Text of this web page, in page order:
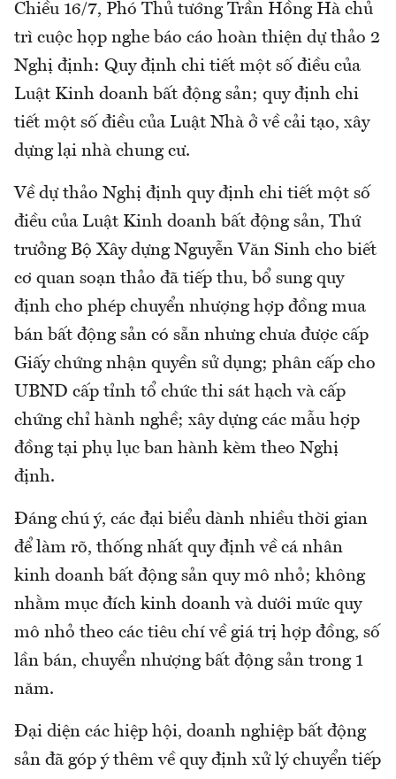
Chiều 16/7, Phó Thủ tướng Trần Hồng Hà chủ
trì cuộc họp nghe báo cáo hoàn thiện dự thảo 2
Nghị định: Quy định chi tiết một số điều của
Luật Kinh doanh bất động sản; quy định chi
tiết một số điều của Luật Nhà ở về cải tạo, xây
dựng lại nhà chung cư.
Về dự thảo Nghị định quy định chi tiết một số
điều của Luật Kinh doanh bất động sản, Thứ
trưởng Bộ Xây dựng Nguyễn Văn Sinh cho biết
cơ quan soạn thảo đã tiếp thu, bổ sung quy
định cho phép chuyển nhượng hợp đồng mua
bán bất động sản có sẵn nhưng chưa được cấp
Giấy chứng nhận quyền sử dụng; phân cấp cho
UBND cấp tỉnh tổ chức thi sát hạch và cấp
chứng chỉ hành nghề; xây dựng các mẫu hợp
đồng tại phụ lục ban hành kèm theo Nghị
định.
Đáng chú ý, các đại biểu dành nhiều thời gian
để làm rõ, thống nhất quy định về cá nhân
kinh doanh bất động sản quy mô nhỏ; không
nhằm mục đích kinh doanh và dưới mức quy
mô nhỏ theo các tiêu chí về giá trị hợp đồng, số
lần bán, chuyển nhượng bất động sản trong 1
năm.
Đại diện các hiệp hội, doanh nghiệp bất động
sản đã góp ý thêm về quy định xử lý chuyển tiếp